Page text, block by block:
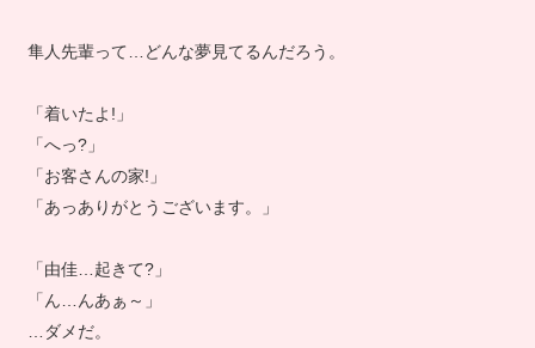
隼人先輩って…どんな夢見てるんだろう。
「着いたよ!」
「へっ?」
「お客さんの家!」
「あっありがとうございます。」
「由佳…起きて?」
「ん…んあぁ～」
…ダメだ。